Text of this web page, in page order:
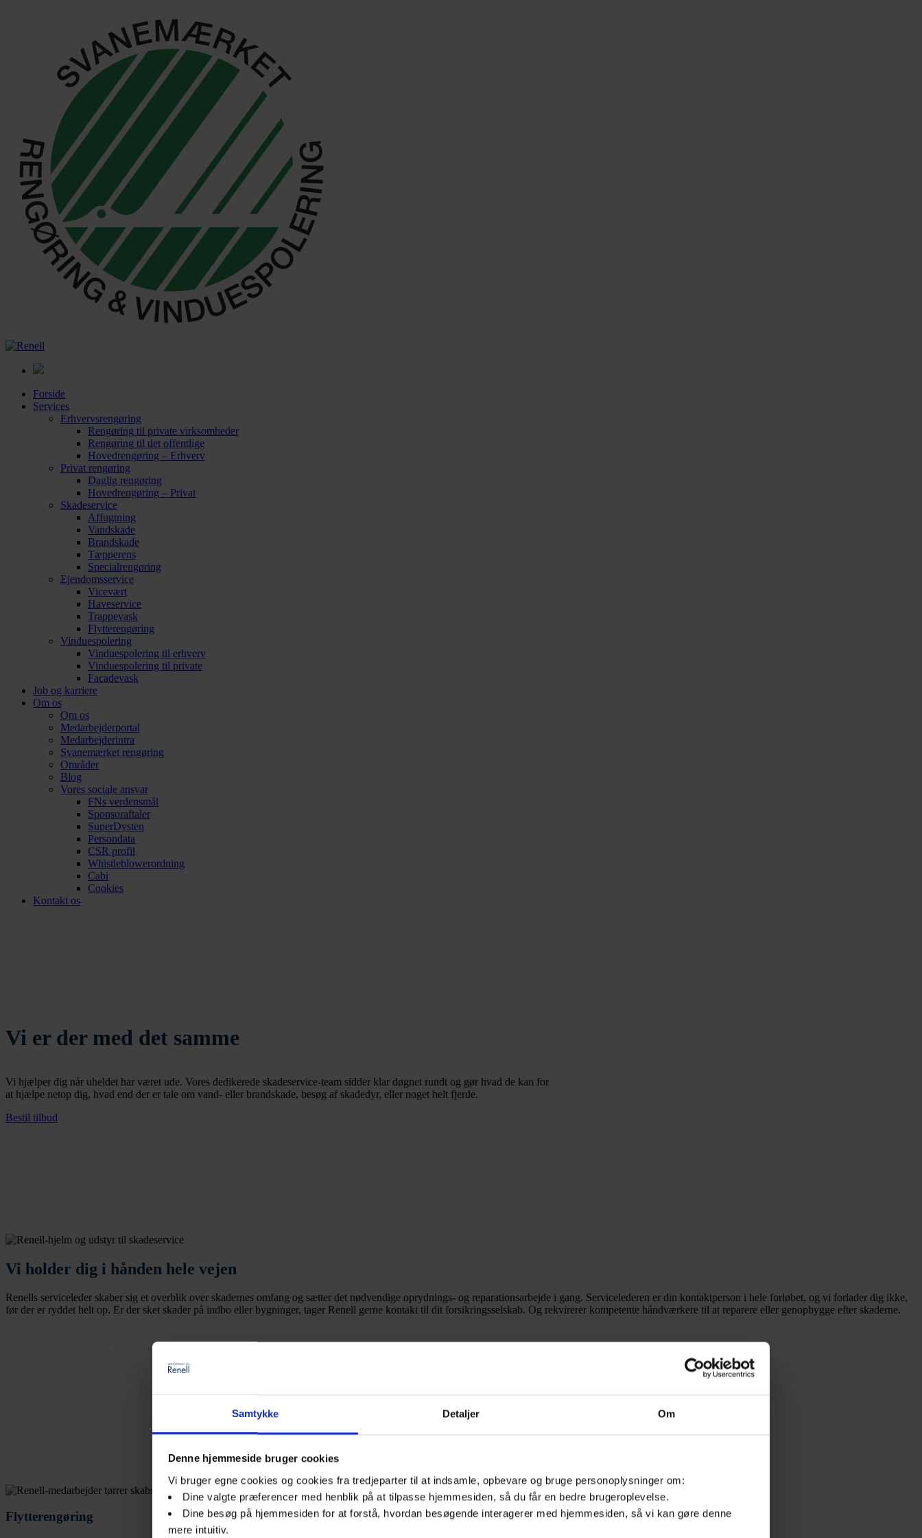
Samtykke Detaljer Om
Denne hjemmeside bruger cookies
Vi bruger egne cookies og cookies fra tredjeparter til at indsamle, opbevare og bruge personoplysninger om:
Dine valgte præferencer med henblik på at tilpasse hjemmesiden, så du får en bedre brugeroplevelse.
Dine besøg på hjemmesiden for at forstå, hvordan besøgende interagerer med hjemmesiden, så vi kan gøre denne
mere intuitiv.
Forside
Services
Erhvervsrengøring
Rengøring til private virksomheder
Rengøring til det offentlige
Hovedrengøring – Erhverv
Privat rengøring
Daglig rengøring
Hovedrengøring – Privat
Skadeservice
Affugtning
Vandskade
Brandskade
Tæpperens
Specialrengøring
Ejendomsservice
Vicevært
Haveservice
Trappevask
Flytterengøring
Vinduespolering
Vinduespolering til erhverv
Vinduespolering til private
Facadevask
Job og karriere
Om os
Om os
Medarbejderportal
Medarbejderintra
Svanemærket rengøring
Områder
Blog
Vores sociale ansvar
FNs verdensmål
Sponsoraftaler
SuperDysten
Persondata
CSR profil
Whistleblowerordning
Cabi
Cookies
Kontakt os
Vi er der med det samme
Vi hjælper dig når uheldet har været ude. Vores dedikerede skadeservice-team sidder klar døgnet rundt og gør hvad de kan for
at hjælpe netop dig, hvad end der er tale om vand- eller brandskade, besøg af skadedyr, eller noget helt fjerde.
Bestil tilbud
Vi holder dig i hånden hele vejen
Renells serviceleder skaber sig et overblik over skadernes omfang og sætter det nødvendige oprydnings- og reparationsarbejde i gang. Servicelederen er din kontaktperson i hele forløbet, og vi forlader dig ikke,
før der er ryddet helt op. Er der sket skader på indbo eller bygninger, tager Renell gerne kontakt til dit forsikringsselskab. Og rekvirerer kompetente håndværkere til at reparere eller genopbygge efter skaderne.
Flytterengøring